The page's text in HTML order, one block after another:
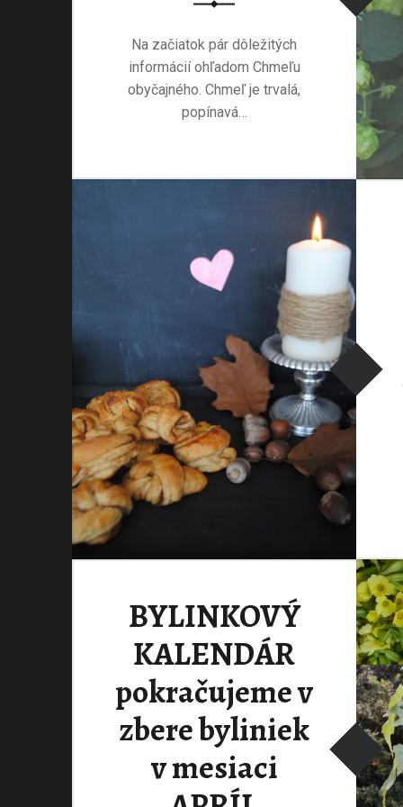
Na začiatok pár dôležitých
informácií ohľadom Chmeľu
obyčajného. Chmeľ je trvalá,
popínavá…
BYLINKOVÝ
KALENDÁR
pokračujeme v
zbere byliniek
v mesiaci